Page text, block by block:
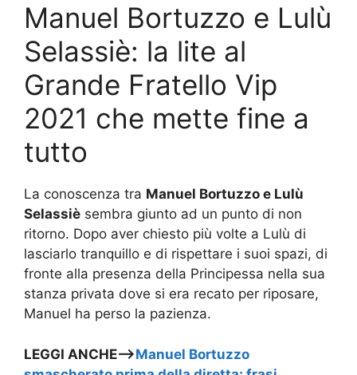
Manuel Bortuzzo e Lulù
Selassiè: la lite al
Grande Fratello Vip
2021 che mette fine a
tutto
La conoscenza tra Manuel Bortuzzo e Lulù
Selassiè sembra giunto ad un punto di non
ritorno. Dopo aver chiesto più volte a Lulù di
lasciarlo tranquillo e di rispettare i suoi spazi, di
fronte alla presenza della Principessa nella sua
stanza privata dove si era recato per riposare,
Manuel ha perso la pazienza.
LEGGI ANCHE—>Manuel Bortuzzo